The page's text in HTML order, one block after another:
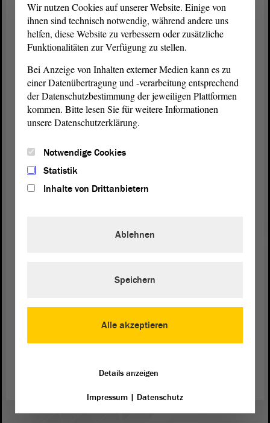
Aber dieseDebattewollen wir tatsächlich nicht
jetzt führen. Das geschieht nicht vor allem, weil es
die Berufe attraktiver machen würde, was in meinen
Augen ein fabelhafter Nebeneffekt ist, sondern
erfordern.
(Zustimmung von Dorothea Frederking, GRÜNE,
und von Dr. Katja Pähle, SPD)
Wir brauchen für attraktive Care- und
Zukunft gewachsen sind und den Anschluss an
weltweite Standards erreichen, Schuldgeldfreiheit,
Antragauch in den Ausschüssen
(Zustimmung von Dorothea Frederking, GRÜNE)
Wir nutzen Cookies auf unserer Website. Einige von
ihnen sind technisch notwendig, während andere uns
helfen, diese Website zu verbessern oder zusätzliche
Funktionalitäten zur Verfügung zu stellen.
Bei Anzeige von Inhalten externer Medien kann es zu
einer Datenübertragung und -verarbeitung entsprechend
der Datenschutzbestimmung der jeweiligen Plattformen
kommen. Bitte lesen Sie für weitere Informationen
unsere Datenschutzerklärung.
Notwendige Cookies
Statistik
Inhalte von Drittanbietern
Alle akzeptieren
Ablehnen
Speichern
Details anzeigen
Impressum| Datenschutz